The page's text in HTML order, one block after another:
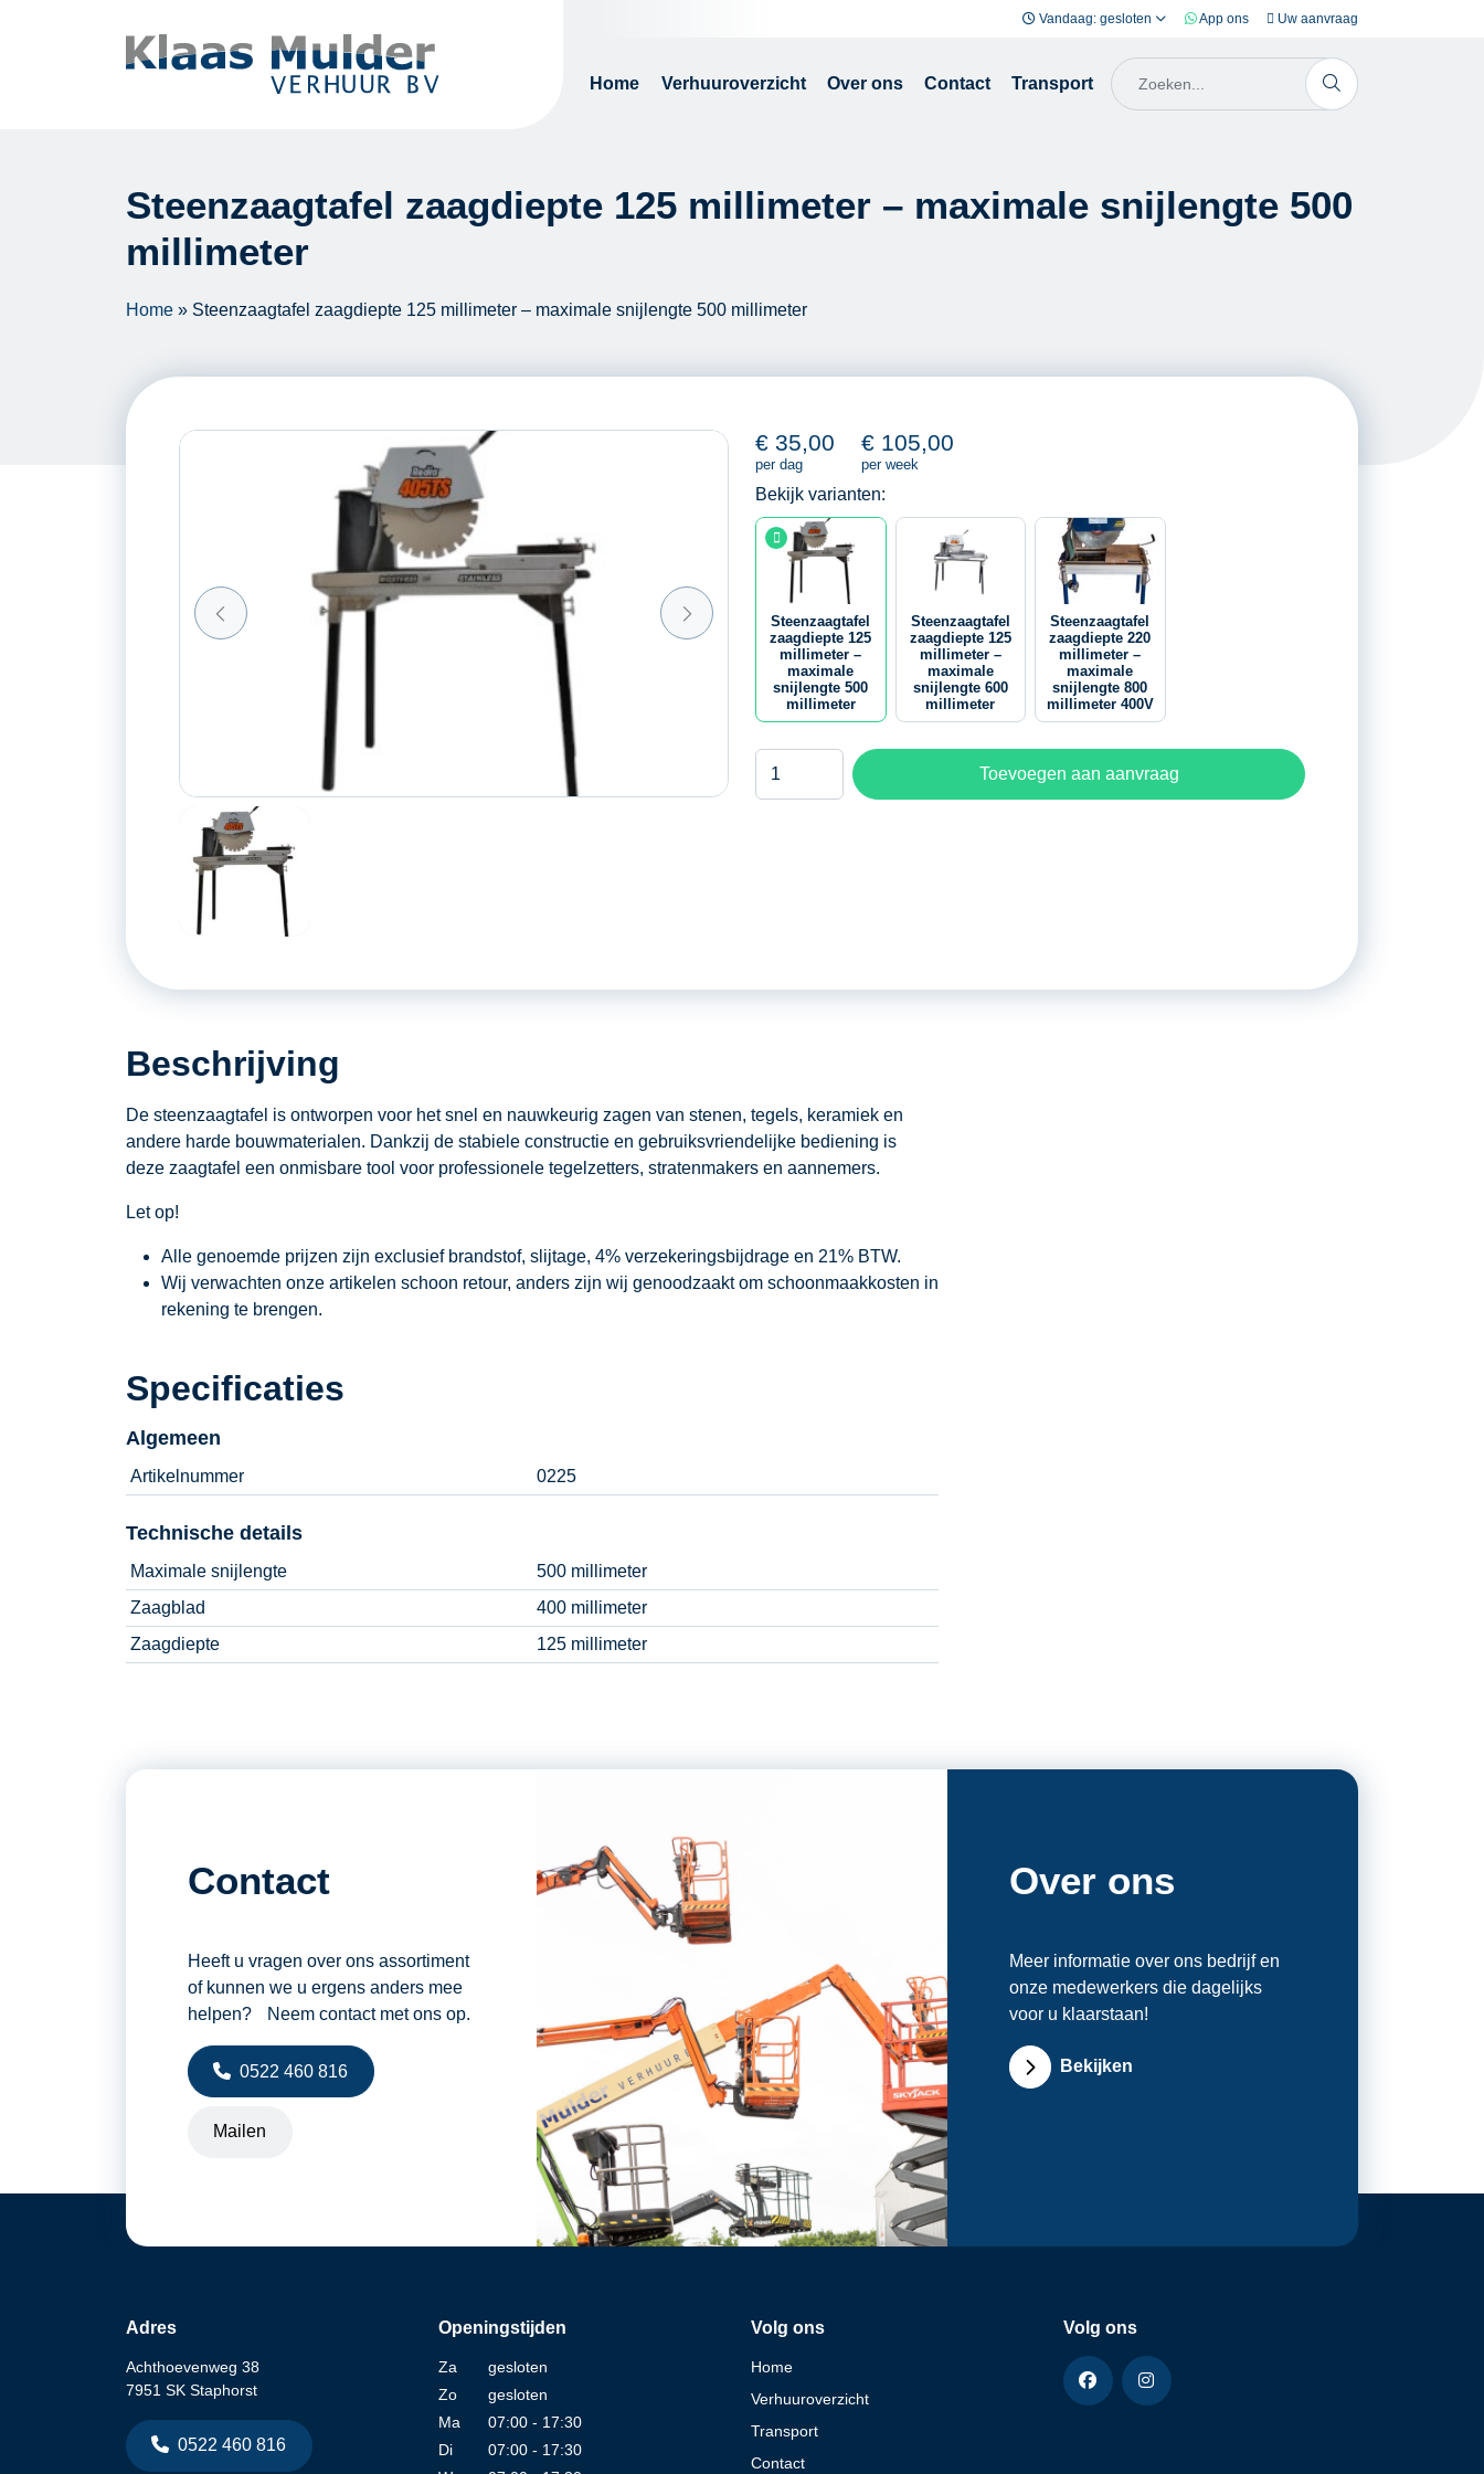
Vandaag: gesloten App ons Uw aanvraag
Home Verhuuroverzicht Over ons Contact Transport
Steenzaagtafel zaagdiepte 125 millimeter – maximale snijlengte 500
millimeter
Home » Steenzaagtafel zaagdiepte 125 millimeter – maximale snijlengte 500 millimeter
€ 35,00
per dag
€ 105,00
per week
Bekijk varianten:
Steenzaagtafel
zaagdiepte 125
millimeter –
maximale
snijlengte 500
millimeter
Steenzaagtafel
zaagdiepte 125
millimeter –
maximale
snijlengte 600
millimeter
Steenzaagtafel
zaagdiepte 220
millimeter –
maximale
snijlengte 800
millimeter 400V
Steenzaagtafel
Toevoegen aan aanvraag
Beschrijving
De steenzaagtafel is ontworpen voor het snel en nauwkeurig zagen van stenen, tegels, keramiek en
andere harde bouwmaterialen. Dankzij de stabiele constructie en gebruiksvriendelijke bediening is
deze zaagtafel een onmisbare tool voor professionele tegelzetters, stratenmakers en aannemers.
Let op!
Alle genoemde prijzen zijn exclusief brandstof, slijtage, 4% verzekeringsbijdrage en 21% BTW.
Wij verwachten onze artikelen schoon retour, anders zijn wij genoodzaakt om schoonmaakkosten in
rekening te brengen.
Specificaties
Algemeen
Artikelnummer 0225
Technische details
Maximale snijlengte
500 millimeter
Zaagblad
400 millimeter
Zaagdiepte
125 millimeter
Contact
Heeft u vragen over ons assortiment
of kunnen we u ergens anders mee
helpen? Neem contact met ons op.
0522 460 816
Mailen
Over ons
Meer informatie over ons bedrijf en
onze medewerkers die dagelijks
voor u klaarstaan!
Bekijken
Adres
Achthoevenweg 38
7951 SK Staphorst
0522 460 816
Openingstijden
Za
gesloten
Zo
gesloten
Ma
07:00 - 17:30
Di
07:00 - 17:30
Volg ons
Home
Verhuuroverzicht
Transport
Contact
Volg ons